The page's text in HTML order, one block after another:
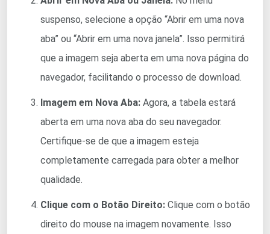
suspenso, selecione a opção “Abrir em uma nova
aba” ou “Abrir em uma nova janela”. Isso permitirá
que a imagem seja aberta em uma nova página do
navegador, facilitando o processo de download.
Imagem em Nova Aba: Agora, a tabela estará
aberta em uma nova aba do seu navegador.
Certifique-se de que a imagem esteja
completamente carregada para obter a melhor
qualidade.
Clique com o Botão Direito: Clique com o botão
direito do mouse na imagem novamente. Isso